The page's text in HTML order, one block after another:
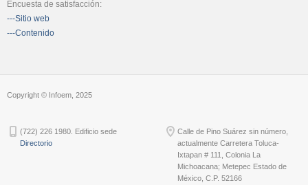
Encuesta de satisfacción:
---Sitio web
---Contenido
Copyright © Infoem, 2025
(722) 226 1980. Edificio sede
Directorio
Calle de Pino Suárez sin número,
actualmente Carretera Toluca-
Ixtapan # 111, Colonia La
Michoacana; Metepec Estado de
México, C.P. 52166